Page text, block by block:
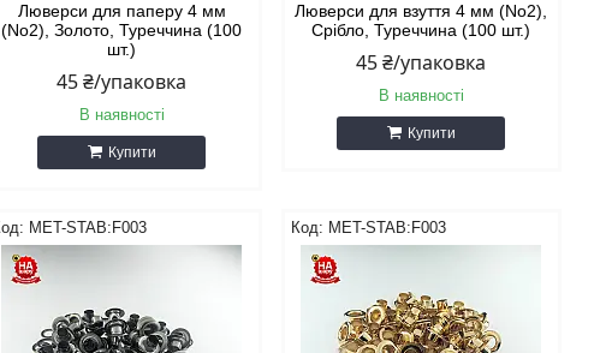
Люверси для паперу 4 мм
(No2), Золото, Туреччина (100
шт.)
45 ₴/упаковка
В наявності
Купити
Люверси для взуття 4 мм (No2),
Срібло, Туреччина (100 шт.)
45 ₴/упаковка
В наявності
Купити
MET-STAB:F003 MET-STAB:F003